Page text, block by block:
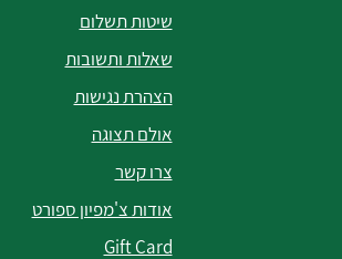
שיטות תשלום
שאלות ותשובות
הצהרת נגישות
אולם תצוגה
צרו קשר
אודות צ'מפיון ספורט
Gift Card